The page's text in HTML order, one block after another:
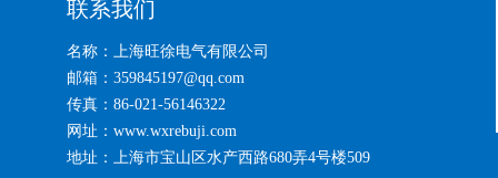
联系我们
名称：上海旺徐电气有限公司
邮箱：359845197@qq.com
传真：86-021-56146322
网址：www.wxrebuji.com
地址：上海市宝山区水产西路680弄4号楼509